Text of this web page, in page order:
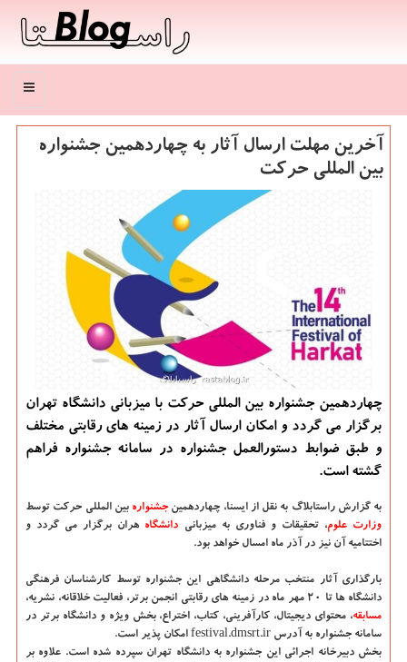
منو
آخرین مهلت ارسال آثار به چهاردهمین جشنواره
بین المللی حرکت
چهاردهمین جشنواره بین المللی حرکت با میزبانی دانشگاه تهران
برگزار می گردد و امکان ارسال آثار در زمینه های رقابتی مختلف
و طبق ضوابط دستورالعمل جشنواره در سامانه جشنواره فراهم
گشته است.
به گزارش راستابلاگ به نقل از ایسنا، چهاردهمین جشنواره بین المللی حرکت توسط
وزارت علوم، تحقیقات و فناوری به میزبانی دانشگاه‌ هران برگزار می گردد و
اختتامیه آن نیز در آذر ماه امسال خواهد بود.
بارگذاری آثار منتخب مرحله دانشگاهی این جشنواره توسط کارشناسان فرهنگی
دانشگاه ها تا ۲۰ مهر ماه در زمینه های رقابتی انجمن برتر، فعالیت خلاقانه، نشریه،
مسابقه، محتوای دیجیتال، کارآفرینی، کتاب، اختراع، بخش ویژه و دانشگاه برتر در
سامانه جشنواره به آدرس festival.dmsrt.ir امکان پذیر است.
بخش دبیرخانه اجرائی این جشنواره به دانشگاه تهران سپرده شده است. علاوه بر